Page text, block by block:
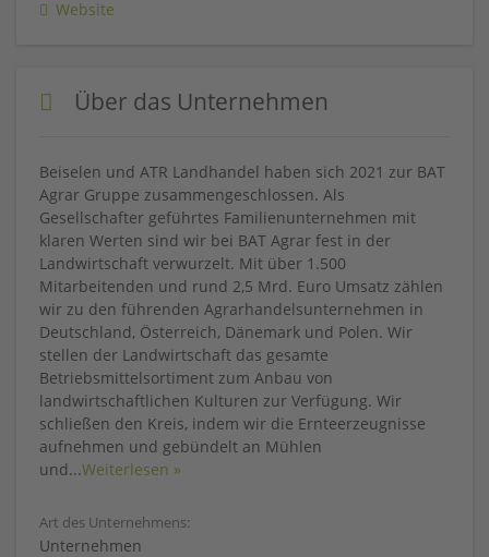
Website
Über das Unternehmen
Beiselen und ATR Landhandel haben sich 2021 zur BAT
Agrar Gruppe zusammengeschlossen. Als
Gesellschafter geführtes Familienunternehmen mit
klaren Werten sind wir bei BAT Agrar fest in der
Landwirtschaft verwurzelt. Mit über 1.500
Mitarbeitenden und rund 2,5 Mrd. Euro Umsatz zählen
wir zu den führenden Agrarhandelsunternehmen in
Deutschland, Österreich, Dänemark und Polen. Wir
stellen der Landwirtschaft das gesamte
Betriebsmittelsortiment zum Anbau von
landwirtschaftlichen Kulturen zur Verfügung. Wir
schließen den Kreis, indem wir die Ernteerzeugnisse
aufnehmen und gebündelt an Mühlen
und...Weiterlesen »
Art des Unternehmens:
Unternehmen